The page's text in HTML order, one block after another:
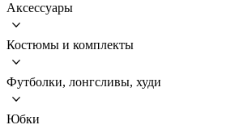
Аксессуары
Костюмы и комплекты
Футболки, лонгсливы, худи
Юбки